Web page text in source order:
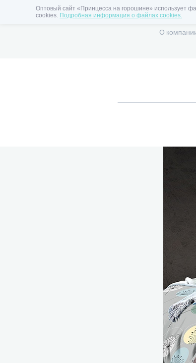
Оптовый сайт «Принцесса на горошине» использует
cookies. Подробная информация о файлах cookies.
О